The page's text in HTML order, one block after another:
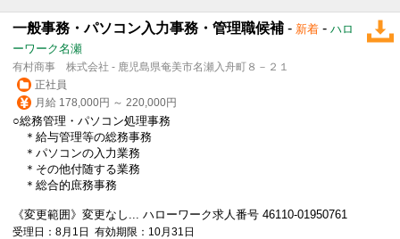
一般事務・パソコン入力事務・管理職候補 - 新着 - ハロ
ーワーク名瀬
有村商事 株式会社 - 鹿児島県奄美市名瀬入舟町８－２１
正社員
月給 178,000円 ～ 220,000円
○総務管理・パソコン処理事務
＊給与管理等の総務事務
＊パソコンの入力業務
＊その他付随する業務
＊総合的庶務事務
《変更範囲》変更なし... ハローワーク求人番号 46110-01950761
受理日：8月1日 有効期限：10月31日